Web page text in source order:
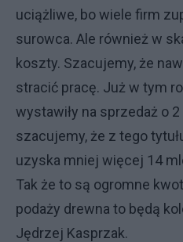
uciążliwe, bo wiele firm
surowca. Ale również w
koszty. Szacujemy, że
stracić pracę. Już w tym
wystawiły na sprzedaż o
szacujemy, że z tego
uzyska mniej więcej 14
Tak że to są ogromne
podaży drewna to będą
Jędrzej Kasprzak.